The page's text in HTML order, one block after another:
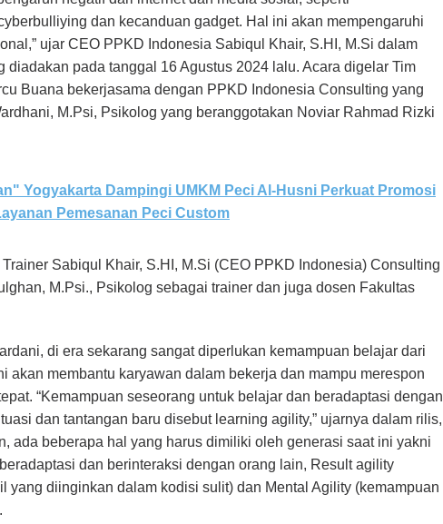
dan kecanduan gadget. Hal ini akan mempengaruhi
ujar CEO PPKD Indonesia Sabiqul Khair, S.HI, M.Si dalam
diadakan pada tanggal 16 Agustus 2024 lalu. Acara digelar Tim
Buana bekerjasama dengan PPKD Indonesia Consulting yang
M.Psi, Psikolog yang beranggotakan Noviar Rahmad Rizki
Yogyakarta Dampingi UMKM Peci Al-Husni Perkuat Promosi
Pemesanan Peci Custom
Sabiqul Khair, S.HI, M.Si (CEO PPKD Indonesia) Consulting
M.Psi., Psikolog sebagai trainer dan juga dosen Fakultas
di era sekarang sangat diperlukan kemampuan belajar dari
akan membantu karyawan dalam bekerja dan mampu merespon
“Kemampuan seseorang untuk belajar dan beradaptasi dengan
dan tantangan baru disebut learning agility,” ujarnya dalam rilis,
ada beberapa hal yang harus dimiliki oleh generasi saat ini yakni
dan berinteraksi dengan orang lain, Result agility
yang diinginkan dalam kodisi sulit) dan Mental Agility (kemampuan